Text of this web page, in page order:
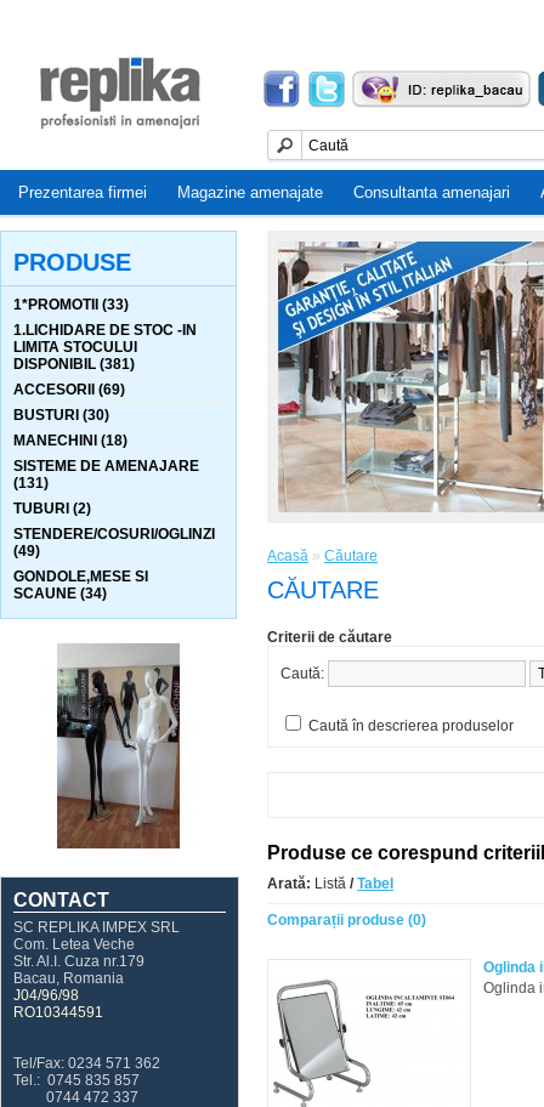
Prezentarea firmei Magazine amenajate Consultanta amenajari
PRODUSE
1*PROMOTII (33)
1.LICHIDARE DE STOC -IN
LIMITA STOCULUI
DISPONIBIL (381)
ACCESORII (69)
BUSTURI (30)
MANECHINI (18)
SISTEME DE AMENAJARE
(131)
TUBURI (2)
STENDERE/COSURI/OGLINZI
(49)
GONDOLE,MESE SI
SCAUNE (34)
CONTACT
SC REPLIKA IMPEX SRL
Com. Letea Veche
Str. Al.I. Cuza nr.179
Bacau, Romania
J04/96/98
RO10344591
Tel/Fax: 0234 571 362
Tel.: 0745 835 857
0744 472 337
Acasă » Căutare
CĂUTARE
Criterii de căutare
Caută:
Caută în descrierea produselor
Produse ce corespund
Arată: Listă / Tabel
Comparații produse (0)
Oglinda
Oglinda